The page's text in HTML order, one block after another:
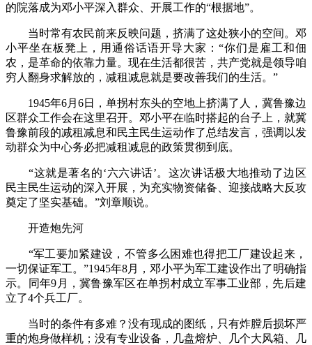
的院落成为邓小平深入群众、开展工作的“根据地”。
当时常有农民前来反映问题，挤满了这处狭小的空间。邓
小平坐在板凳上，用通俗话语开导大家：“你们是雇工和佃
农，是革命的依靠力量。现在生活都很苦，共产党就是领导咱
穷人翻身求解放的，减租减息就是要改善我们的生活。”
1945年6月6日，单拐村东头的空地上挤满了人，冀鲁豫边
区群众工作会在这里召开。邓小平在临时搭起的台子上，就冀
鲁豫前段的减租减息和民主民生运动作了总结发言，强调以发
动群众为中心务必把减租减息的政策贯彻到底。
“这就是著名的‘六六讲话’。这次讲话极大地推动了边区
民主民生运动的深入开展，为充实物资储备、迎接战略大反攻
奠定了坚实基础。”刘章顺说。
开造炮先河
“军工要加紧建设，不管多么困难也得把工厂建设起来，
一切保证军工。”1945年8月，邓小平为军工建设作出了明确指
示。同年9月，冀鲁豫军区在单拐村成立军事工业部，先后建
立了4个兵工厂。
当时的条件有多难？没有现成的图纸，只有炸膛后损坏严
重的炮身做样机；没有专业设备，几盘熔炉、几个大风箱、几